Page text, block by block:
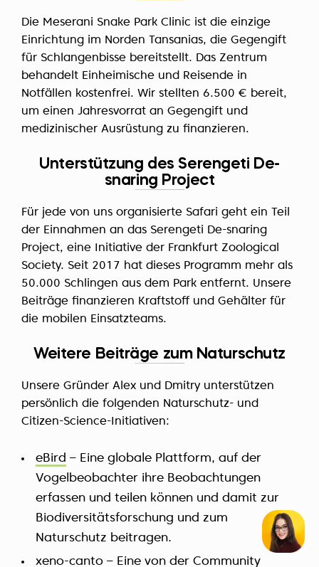
Die Meserani Snake Park Clinic ist die einzige
Einrichtung im Norden Tansanias, die Gegengift
für Schlangenbisse bereitstellt. Das Zentrum
behandelt Einheimische und Reisende in
Notfällen kostenfrei. Wir stellten 6.500 € bereit,
um einen Jahresvorrat an Gegengift und
medizinischer Ausrüstung zu finanzieren.
Unterstützung des Serengeti De-
snaring Project
Für jede von uns organisierte Safari geht ein Teil
der Einnahmen an das Serengeti De-snaring
Project, eine Initiative der Frankfurt Zoological
Society. Seit 2017 hat dieses Programm mehr als
50.000 Schlingen aus dem Park entfernt. Unsere
Beiträge finanzieren Kraftstoff und Gehälter für
die mobilen Einsatzteams.
Weitere Beiträge zum Naturschutz
Unsere Gründer Alex und Dmitry unterstützen
persönlich die folgenden Naturschutz- und
Citizen-Science-Initiativen:
eBird – Eine globale Plattform, auf der
Vogelbeobachter ihre Beobachtungen
erfassen und teilen können und damit zur
Biodiversitätsforschung und zum
Naturschutz beitragen.
xeno-canto – Eine von der Community